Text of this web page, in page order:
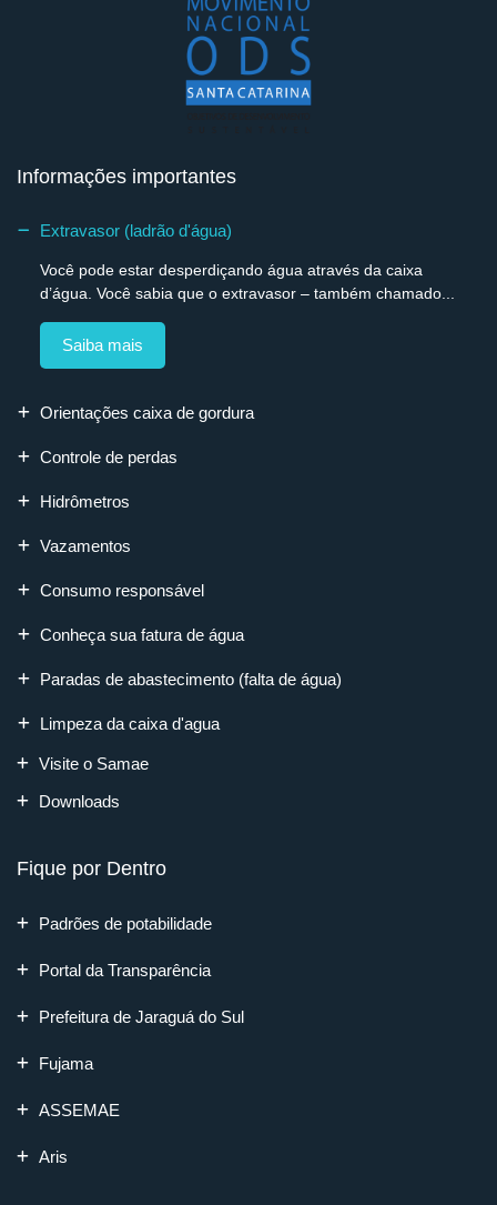
Informações importantes
Extravasor (ladrão d'água)
Você pode estar desperdiçando água através da caixa
d’água. Você sabia que o extravasor – também chamado...
Saiba mais
Orientações caixa de gordura
Controle de perdas
Hidrômetros
Vazamentos
Consumo responsável
Conheça sua fatura de água
Paradas de abastecimento (falta de água)
Limpeza da caixa d'agua
Visite o Samae
Downloads
Fique por Dentro
Padrões de potabilidade
Portal da Transparência
Prefeitura de Jaraguá do Sul
Fujama
ASSEMAE
Aris